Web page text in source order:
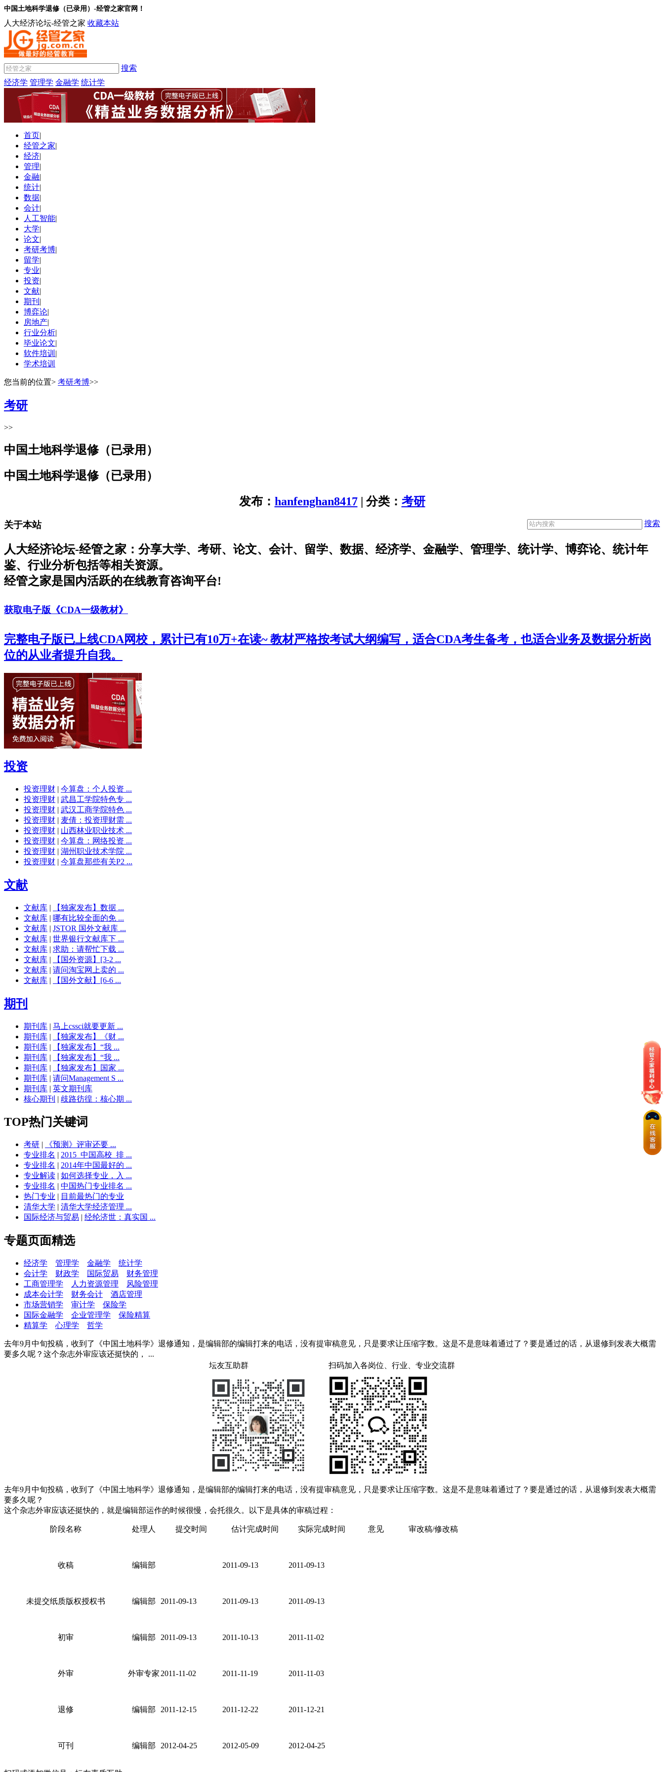
中国土地科学退修（已录用）-经管之家官网！
人大经济论坛-经管之家 收藏本站
搜索
经济学 管理学 金融学 统计学
首页|
经管之家|
经济|
管理|
金融|
统计|
数据|
会计|
人工智能|
大学|
论文|
考研考博|
留学|
专业|
投资|
文献|
期刊 |
博弈论|
房地产|
行业分析|
毕业论文|
软件培训 |
学术培训
您当前的位置> 考研考博>>
考研
>>
中国土地科学退修（已录用）
中国土地科学退修（已录用）
发布： hanfenghan8417| 分类： 考研
搜索
关于本站
人大经济论坛-经管之家：分享大学、考研、论文、会计、留学、数据、经济学、金融学、管理学、统计学、博弈论、统计年
鉴、行业分析包括等相关资源。
经管之家是国内活跃的在线教育咨询平台!
获取电子版《CDA一级教材》
完整电子版已上线CDA网校，累计已有10万+在读~ 教材严格按考试大纲编写，适合CDA考生备考，也适合业务及数据分析岗
位的从业者提升自我。
投资
投资理财 | 今算盘：个人投资 ...
投资理财 | 武昌工学院特色专 ...
投资理财 | 武汉工商学院特色 ...
投资理财 | 麦倩：投资理财需 ...
投资理财 | 山西林业职业技术 ...
投资理财 | 今算盘：网络投资 ...
投资理财 | 湖州职业技术学院 ...
投资理财 | 今算盘那些有关P2 ...
文献
文献库 |
【独家发布】数据 ...
文献库 | 哪有比较全面的免 ...
文献库 | JSTOR 国外文献库 ...
文献库 | 世界银行文献库下 ...
文献库 | 求助：请帮忙下载 ...
文献库 |
【国外资源】[3-2 ...
文献库 | 请问淘宝网上卖的 ...
文献库 | 【国外文献】[6-6 ...
期刊
期刊库 | 马上cssci就要更新 ...
期刊库 |
【独家发布】《财 ...
期刊库 |
【独家发布】“我 ...
期刊库 |
【独家发布】“我 ...
期刊库 |
【独家发布】国家 ...
期刊库 | 请问Management S ...
期刊库 | 英文期刊库
核心期刊 | 歧路彷徨：核心期 ...
TOP热门关键词
考研 |
《预测》评审还要 ...
专业排名 | 2015_中国高校_排 ...
专业排名 | 2014年中国最好的 ...
专业解读 | 如何选择专业，入 ...
专业排名 | 中国热门专业排名 ...
热门专业 | 目前最热门的专业
清华大学 | 清华大学经济管理 ...
国际经济与贸易 | 经纶济世：真实国 ...
专题页面精选
经济学 管理学 金融学
统计学
会计学
财政学 国际贸易
财务管理
工商管理学
人力资源管理
风险管理
成本会计学
财务会计
酒店管理
市场营销学
审计学
保险学
国际金融学
企业管理学
保险精算
精算学
心理学 哲学
去年9月中旬投稿，收到了《中国土地科学》退修通知，是编辑部的编辑打来的电话，没有提审稿意见，只是要求让压缩字数。这是不是意味着通过了？要是通过的话，从退修到发表大概需
要多久呢？这个杂志外审应该还挺快的， ...
坛友互助群
扫码加入各岗位、行业、专业交流群
去年9月中旬投稿，收到了《中国土地科学》退修通知，是编辑部的编辑打来的电话，没有提审稿意见，只是要求让压缩字数。这是不是意味着通过了？要是通过的话，从退修到发表大概需
要多久呢？
这个杂志外审应该还挺快的，就是编辑部运作的时候很慢，会托很久。以下是具体的审稿过程：
阶段名称 处理人 提交时间 估计完成时间 实际完成时间 意见 审改稿/修改稿
收稿 编辑部 2011-09-13 2011-09-13
未提交纸质版权授权书 编辑部 2011-09-13 2011-09-13 2011-09-13
初审 编辑部 2011-09-13 2011-10-13 2011-11-02
外审 外审专家 2011-11-02 2011-11-19 2011-11-03
退修 编辑部 2011-12-15 2011-12-22 2011-12-21
可刊 编辑部 2012-04-25 2012-05-09 2012-04-25